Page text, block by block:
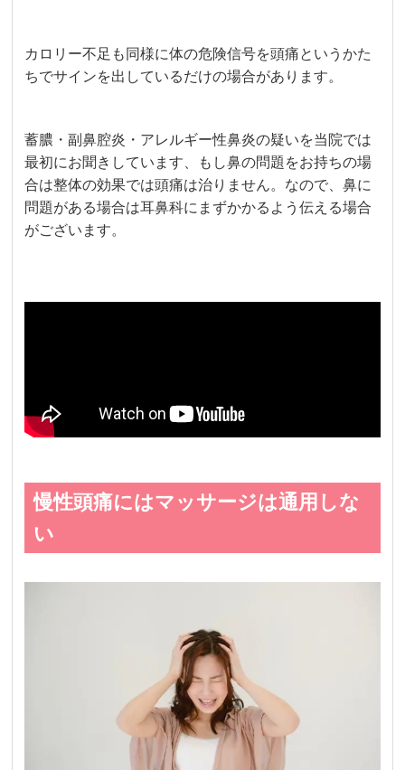
カロリー不足も同様に体の危険信号を頭痛というかた
ちでサインを出しているだけの場合があります。
蓄膿・副鼻腔炎・アレルギー性鼻炎の疑いを当院では
最初にお聞きしています、もし鼻の問題をお持ちの場
合は整体の効果では頭痛は治りません。なので、鼻に
問題がある場合は耳鼻科にまずかかるよう伝える場合
がございます。
慢性頭痛にはマッサージは通用しな
い